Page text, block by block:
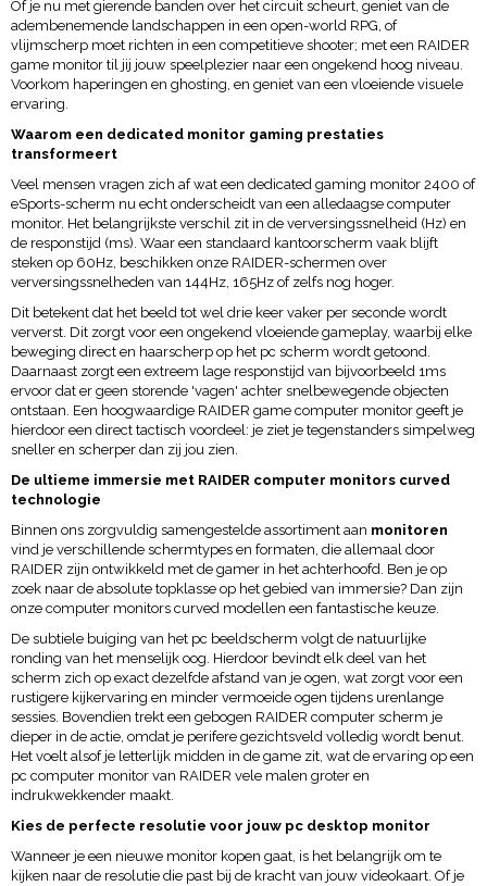
Of je nu met gierende banden over het circuit scheurt, geniet van de
adembenemende landschappen in een open-world RPG, of
vlijmscherp moet richten in een competitieve shooter; met een RAIDER
game monitor til jij jouw speelplezier naar een ongekend hoog niveau.
Voorkom haperingen en ghosting, en geniet van een vloeiende visuele
ervaring.
Waarom een dedicated monitor gaming prestaties
transformeert
Veel mensen vragen zich af wat een dedicated gaming monitor 2400 of
eSports-scherm nu echt onderscheidt van een alledaagse computer
monitor. Het belangrijkste verschil zit in de verversingssnelheid (Hz) en
de responstijd (ms). Waar een standaard kantoorscherm vaak blijft
steken op 60Hz, beschikken onze RAIDER-schermen over
verversingssnelheden van 144Hz, 165Hz of zelfs nog hoger.
Dit betekent dat het beeld tot wel drie keer vaker per seconde wordt
ververst. Dit zorgt voor een ongekend vloeiende gameplay, waarbij elke
beweging direct en haarscherp op het pc scherm wordt getoond.
Daarnaast zorgt een extreem lage responstijd van bijvoorbeeld 1ms
ervoor dat er geen storende 'vagen' achter snelbewegende objecten
ontstaan. Een hoogwaardige RAIDER game computer monitor geeft je
hierdoor een direct tactisch voordeel: je ziet je tegenstanders simpelweg
sneller en scherper dan zij jou zien.
De ultieme immersie met RAIDER computer monitors curved
technologie
Binnen ons zorgvuldig samengestelde assortiment aan monitoren
vind je verschillende schermtypes en formaten, die allemaal door
RAIDER zijn ontwikkeld met de gamer in het achterhoofd. Ben je op
zoek naar de absolute topklasse op het gebied van immersie? Dan zijn
onze computer monitors curved modellen een fantastische keuze.
De subtiele buiging van het pc beeldscherm volgt de natuurlijke
ronding van het menselijk oog. Hierdoor bevindt elk deel van het
scherm zich op exact dezelfde afstand van je ogen, wat zorgt voor een
rustigere kijkervaring en minder vermoeide ogen tijdens urenlange
sessies. Bovendien trekt een gebogen RAIDER computer scherm je
dieper in de actie, omdat je perifere gezichtsveld volledig wordt benut.
Het voelt alsof je letterlijk midden in de game zit, wat de ervaring op een
pc computer monitor van RAIDER vele malen groter en
indrukwekkender maakt.
Kies de perfecte resolutie voor jouw pc desktop monitor
Wanneer je een nieuwe monitor kopen gaat, is het belangrijk om te
kijken naar de resolutie die past bij de kracht van jouw videokaart. Of je